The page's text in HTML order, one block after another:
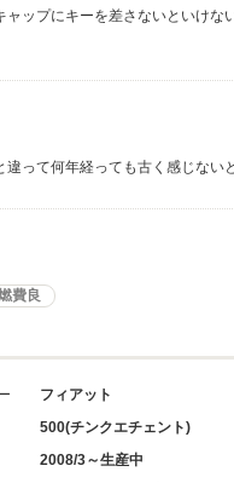
ップにキーを差さないといけな
って何年経っても古く感じない
費良
フィアット
500(チンクエチェント)
2008/3～生産中